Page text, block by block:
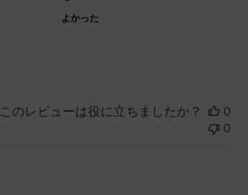
よかった
このレビューは役に立ちましたか？
0
0